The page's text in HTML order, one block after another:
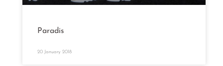
Paradis
20 January 2018